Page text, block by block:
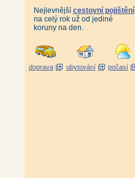
Nejlevnější cestovní pojištění
na celý rok už od jediné
koruny na den.
doprava ubytování počasí